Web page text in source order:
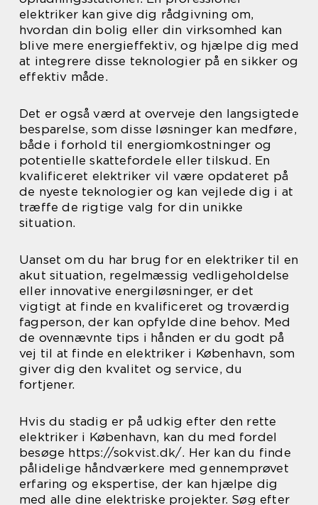
elektriker kan give dig rådgivning om,
hvordan din bolig eller din virksomhed kan
blive mere energieffektiv, og hjælpe dig med
at integrere disse teknologier på en sikker og
effektiv måde.
Det er også værd at overveje den langsigtede
besparelse, som disse løsninger kan medføre,
både i forhold til energiomkostninger og
potentielle skattefordele eller tilskud. En
kvalificeret elektriker vil være opdateret på
de nyeste teknologier og kan vejlede dig i at
træffe de rigtige valg for din unikke
situation.
Uanset om du har brug for en elektriker til en
akut situation, regelmæssig vedligeholdelse
eller innovative energiløsninger, er det
vigtigt at finde en kvalificeret og troværdig
fagperson, der kan opfylde dine behov. Med
de ovennævnte tips i hånden er du godt på
vej til at finde en elektriker i København, som
giver dig den kvalitet og service, du
fortjener.
Hvis du stadig er på udkig efter den rette
elektriker i København, kan du med fordel
besøge https://sokvist.dk/. Her kan du finde
pålidelige håndværkere med gennemprøvet
erfaring og ekspertise, der kan hjælpe dig
med alle dine elektriske projekter. Søg efter